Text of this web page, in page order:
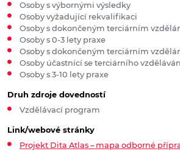
Osoby s výbornými výsledky
Osoby vyžadující rekvalifikaci
Osoby s dokončeným terciárním
Osoby s 0-3 lety praxe
Osoby s dokončeným terciárním
Osoby účastnící se terciárního
Osoby s 3-10 lety praxe
Druh zdroje dovedností
Vzdělávací program
Link/webové stránky
Projekt Dita Atlas – mapa odborné